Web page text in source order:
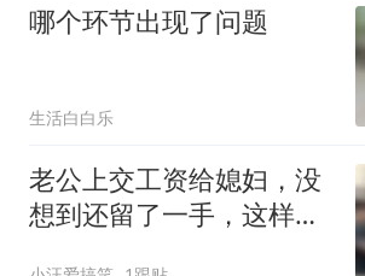
哪个环节出现了问题
生活白白乐
老公上交工资给媳妇，没
想到还留了一手，这样家